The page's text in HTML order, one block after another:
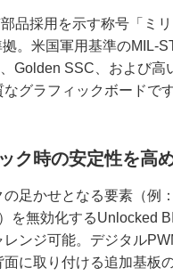
品採用を示す称号「ミ
拠。米国軍用基準のMIL-
Golden SSC、および
グラフィックボードです
ク時の安定性を高
足かせとなる要素（例
を無効化するUnlocked
ンジ可能。デジタル
面に取り付ける追加基板